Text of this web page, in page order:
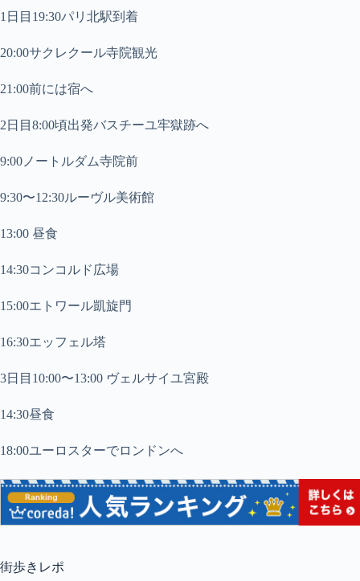
1日目19:30パリ北駅到着
20:00サクレクール寺院観光
21:00前には宿へ
2日目8:00頃出発バスチーユ牢獄跡へ
9:00ノートルダム寺院前
9:30〜12:30ルーヴル美術館
13:00 昼食
14:30コンコルド広場
15:00エトワール凱旋門
16:30エッフェル塔
3日目10:00〜13:00 ヴェルサイユ宮殿
14:30昼食
18:00ユーロスターでロンドンへ
街歩きレポ